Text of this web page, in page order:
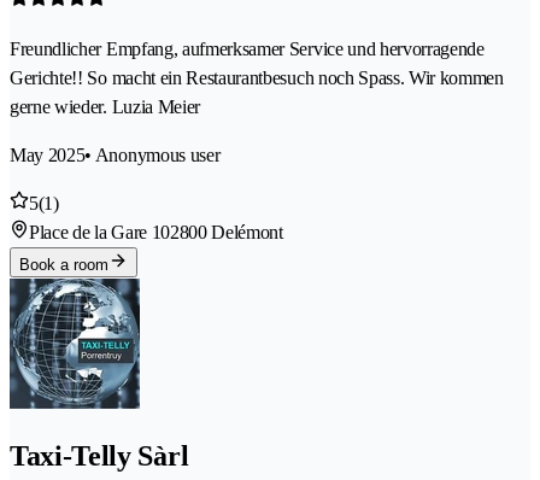
Freundlicher Empfang, aufmerksamer Service und hervorragende
Gerichte!! So macht ein Restaurantbesuch noch Spass. Wir kommen
gerne wieder. Luzia Meier
May 2025• Anonymous user
5(1)
Place de la Gare 102800 Delémont
Book a room
Taxi-Telly Sàrl